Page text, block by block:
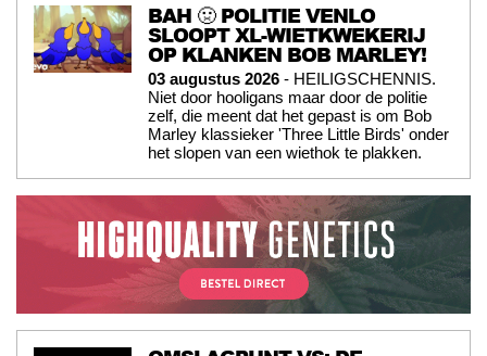
BAH 🤢 POLITIE VENLO
SLOOPT XL-WIETKWEKERIJ
OP KLANKEN BOB MARLEY!
03 augustus 2026 - HEILIGSCHENNIS.
Niet door hooligans maar door de politie
zelf, die meent dat het gepast is om Bob
Marley klassieker 'Three Little Birds' onder
het slopen van een wiethok te plakken.